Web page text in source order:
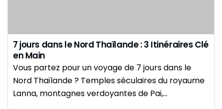
7 jours dans le Nord Thaïlande : 3 Itinéraires Clé
en Main
Vous partez pour un voyage de 7 jours dans le
Nord Thaïlande ? Temples séculaires du royaume
Lanna, montagnes verdoyantes de Pai,…